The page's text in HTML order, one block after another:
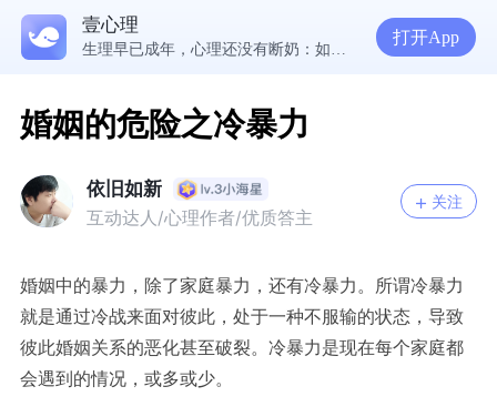
壹心理
5300万人在这里获得专业心理帮助
打开App
婚姻的危险之冷暴力
依旧如新
互动达人/心理作者/优质答主
关注
婚姻中的暴力，除了家庭暴力，还有冷暴力。所谓冷暴力
就是通过冷战来面对彼此，处于一种不服输的状态，导致
彼此婚姻关系的恶化甚至破裂。冷暴力是现在每个家庭都
会遇到的情况，或多或少。